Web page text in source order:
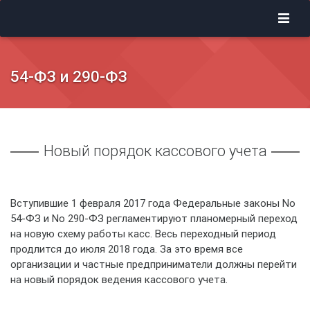
54-ФЗ и 290-ФЗ
Новый порядок кассового учета
Вступившие 1 февраля 2017 года Федеральные законы No
54-ФЗ и No 290-ФЗ регламентируют планомерный переход
на новую схему работы касс. Весь переходный период
продлится до июля 2018 года. За это время все
организации и частные предприниматели должны перейти
на новый порядок ведения кассового учета.